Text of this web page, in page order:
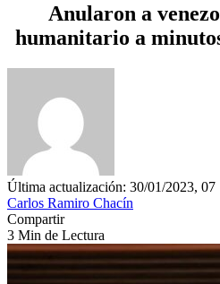
Anularon a
humanitario a
Última actualización: 30/01/2023, 07
Carlos Ramiro Chacín
Compartir
3 Min de Lectura